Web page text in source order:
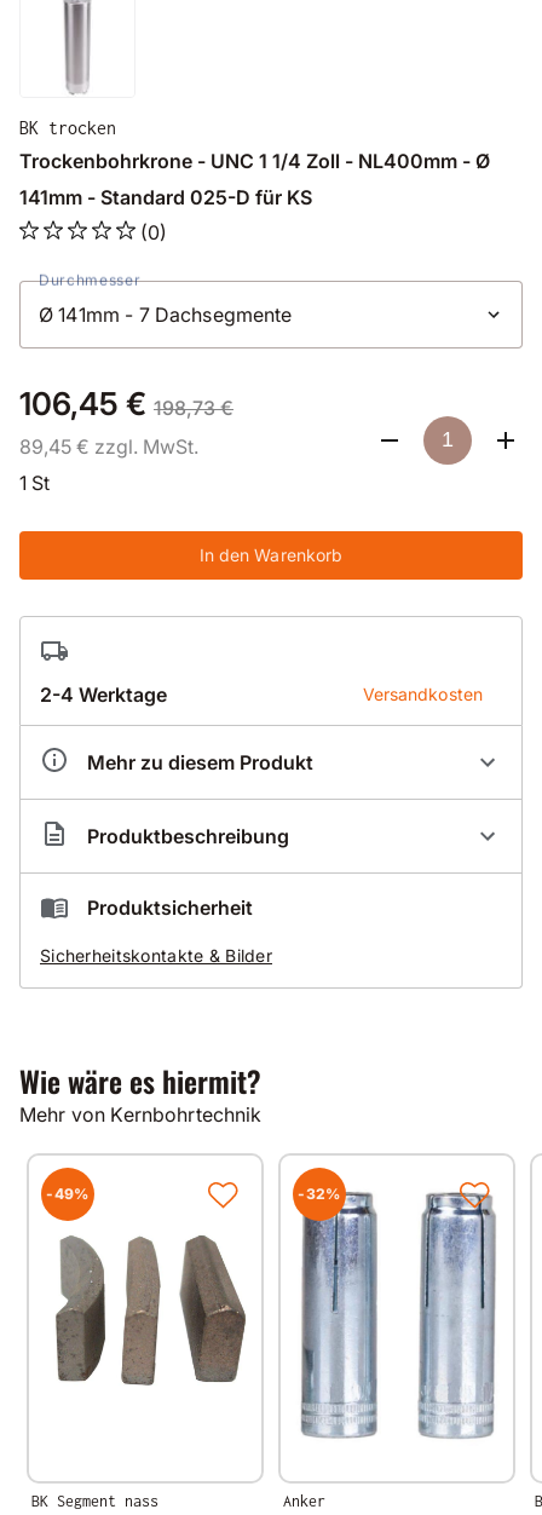
BK trocken
Trockenbohrkrone - UNC 1 1/4 Zoll - NL400mm - Ø
141mm - Standard 025-D für KS
(0)
Durchmesser
106,45 € 198,73 €
89,45 € zzgl. MwSt.
1 St
In den Warenkorb
2-4 Werktage Versandkosten
Mehr zu diesem Produkt
Artikelnummer BK1725141
Produktbeschreibung
Trockenbohrkrone mit Dachsegment Standard 025-
Poroton
abrasives Mauerwerk
Nutzlängen
400mm
andere Nutzlängen auf Anfrage
Fertigungsmaschinen in Deutschland und im
angrenzenden West-Europa hergestellt.
Produktsicherheit
Sicherheitskontakte & Bilder
Wie wäre es hiermit?
Mehr von Kernbohrtechnik
-49%
BK Segment nass
-32%
Anker